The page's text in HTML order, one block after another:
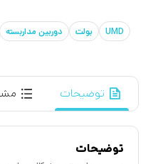
UMD بولت دوربین مداربسته
توضیحات
توضیحات